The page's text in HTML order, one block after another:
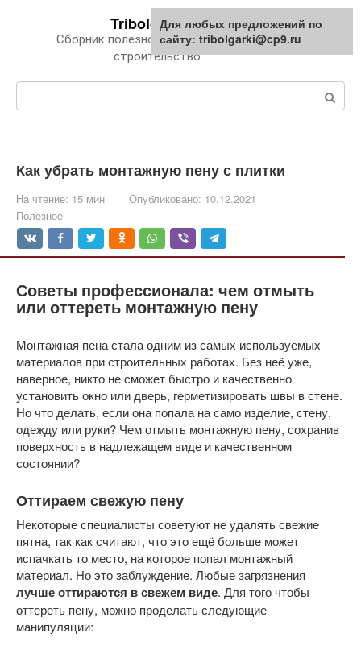
Tribolgarki.ru
Сборник полезной информации про
строительство
Как убрать монтажную пену с плитки
На чтение: 15 мин Опубликовано: 10.12.2021
Полезное
Советы профессионала: чем отмыть
или оттереть монтажную пену
Монтажная пена стала одним из самых используемых
материалов при строительных работах. Без неё уже,
наверное, никто не сможет быстро и качественно
установить окно или дверь, герметизировать швы в стене.
Но что делать, если она попала на само изделие, стену,
одежду или руки? Чем отмыть монтажную пену, сохранив
поверхность в надлежащем виде и качественном
состоянии?
Оттираем свежую пену
Некоторые специалисты советуют не удалять свежие
пятна, так как считают, что это ещё больше может
испачкать то место, на которое попал монтажный
материал. Но это заблуждение. Любые загрязнения
лучше оттираются в свежем виде. Для того чтобы
оттереть пену, можно проделать следующие
манипуляции:
Для любых предложений по
сайту: tribolgarki@cp9.ru